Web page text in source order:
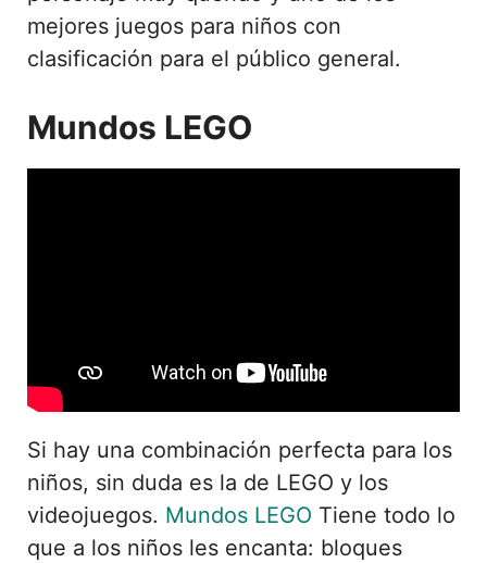
mejores juegos para niños con
clasificación para el público general.
Mundos LEGO
Si hay una combinación perfecta para los
niños, sin duda es la de LEGO y los
videojuegos. Mundos LEGO Tiene todo lo
que a los niños les encanta: bloques